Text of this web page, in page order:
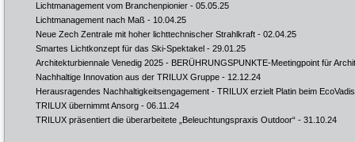
Lichtmanagement vom Branchenpionier - 05.05.25
Lichtmanagement nach Maß - 10.04.25
Neue Zech Zentrale mit hoher lichttechnischer Strahlkraft - 02.04.25
Smartes Lichtkonzept für das Ski-Spektakel - 29.01.25
Architekturbiennale Venedig 2025 - BERÜHRUNGSPUNKTE-Meetingpoint für
Nachhaltige Innovation aus der TRILUX Gruppe - 12.12.24
Herausragendes Nachhaltigkeitsengagement - TRILUX erzielt Platin beim
TRILUX übernimmt Ansorg - 06.11.24
TRILUX präsentiert die überarbeitete „Beleuchtungspraxis Outdoor“ - 31.10.24